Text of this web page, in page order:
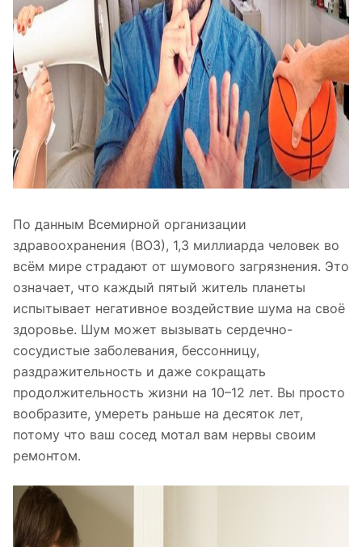
По данным Всемирной организации
здравоохранения (ВОЗ), 1,3 миллиарда человек во
всём мире страдают от шумового загрязнения. Это
означает, что каждый пятый житель планеты
испытывает негативное воздействие шума на своё
здоровье. Шум может вызывать сердечно-
сосудистые заболевания, бессонницу,
раздражительность и даже сокращать
продолжительность жизни на 10–12 лет. Вы просто
вообразите, умереть раньше на десяток лет,
потому что ваш сосед мотал вам нервы своим
ремонтом.